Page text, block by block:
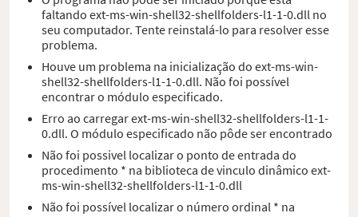
faltando ext-ms-win-shell32-shellfolders-l1-1-0.dll no
seu computador. Tente reinstalá-lo para resolver esse
problema.
Houve um problema na inicialização do ext-ms-win-
shell32-shellfolders-l1-1-0.dll. Não foi possível
encontrar o módulo especificado.
Erro ao carregar ext-ms-win-shell32-shellfolders-l1-1-
0.dll. O módulo especificado não pôde ser encontrado
Não foi possivel localizar o ponto de entrada do
procedimento * na biblioteca de vinculo dinâmico ext-
ms-win-shell32-shellfolders-l1-1-0.dll
Não foi possível localizar o número ordinal * na